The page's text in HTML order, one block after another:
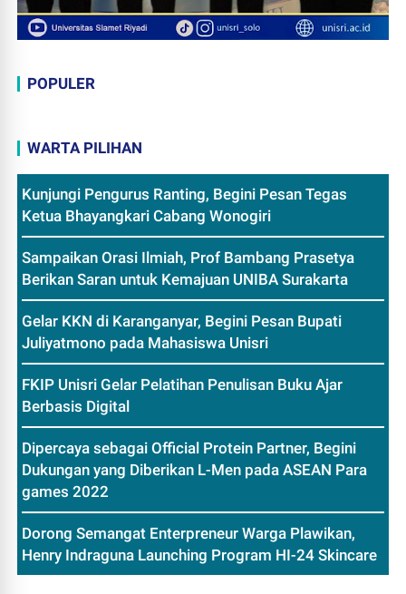
POPULER
WARTA PILIHAN
Kunjungi Pengurus Ranting, Begini Pesan Tegas
Ketua Bhayangkari Cabang Wonogiri
Sampaikan Orasi Ilmiah, Prof Bambang Prasetya
Berikan Saran untuk Kemajuan UNIBA Surakarta
Gelar KKN di Karanganyar, Begini Pesan Bupati
Juliyatmono pada Mahasiswa Unisri
FKIP Unisri Gelar Pelatihan Penulisan Buku Ajar
Berbasis Digital
Dipercaya sebagai Official Protein Partner, Begini
Dukungan yang Diberikan L-Men pada ASEAN Para
games 2022
Dorong Semangat Enterpreneur Warga Plawikan,
Henry Indraguna Launching Program HI-24 Skincare